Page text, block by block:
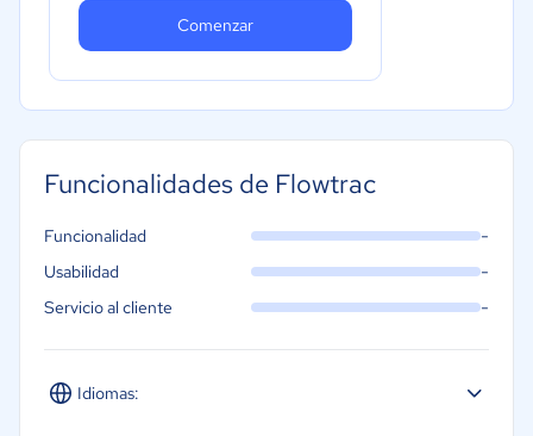
Comenzar
Funcionalidades de Flowtrac
Idiomas:
Funcionalidad -
Usabilidad -
Servicio al cliente -